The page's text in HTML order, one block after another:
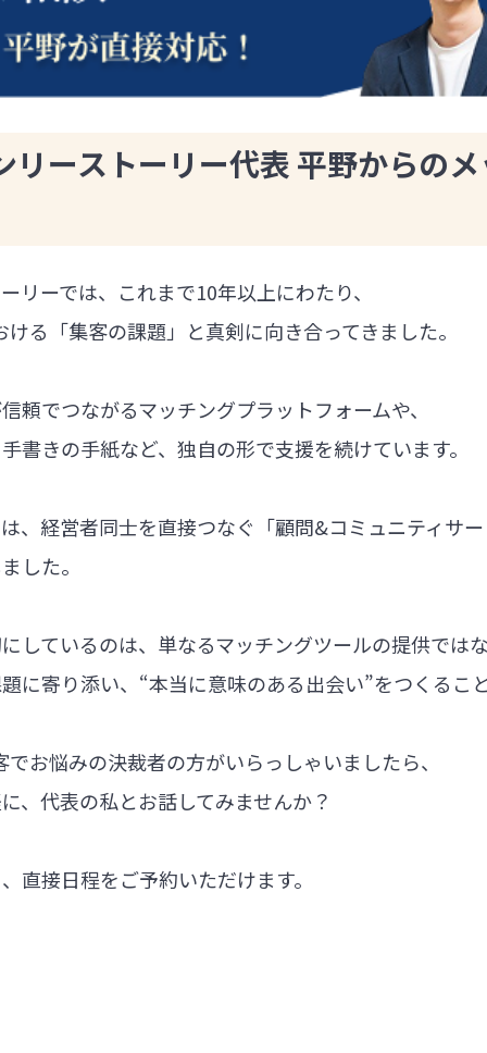
リーストーリー代表 平野からの
リーでは、これまで10年以上にわたり、
る「集客の課題」と真剣に向き合ってきました。
頼でつながるマッチングプラットフォームや、
書きの手紙など、独自の形で支援を続けています。
、経営者同士を直接つなぐ「顧問&コミュニティサ
した。
しているのは、単なるマッチングツールの提供では
に寄り添い、“本当に意味のある出会い”をつくるこ
お悩みの決裁者の方がいらっしゃいましたら、
、代表の私とお話してみませんか？
直接日程をご予約いただけます。